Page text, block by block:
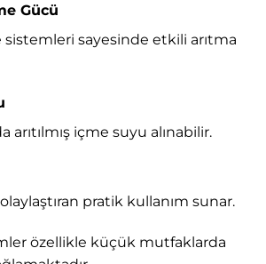
Gücü
sistemleri sayesinde etkili arıtma
arıtılmış içme suyu alınabilir.
pratik kullanım sunar.
özellikle küçük mutfaklarda